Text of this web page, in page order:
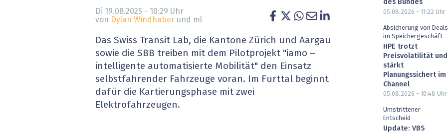
» alle News Gesundheit wird digital
Blockchain
EU-DSGVO
XaaS, Managed Services & Co.
IT for Health
Artificial Intelligence
Finance 2030
Fintech & Insurtech
Professional AV & Digital Signage
Di 19.08.2025 - 10:29 Uhr
von Dylan Windhaber und ml
Das Swiss Transit Lab, die Kantone Zürich und Aargau
sowie die SBB treiben mit dem Pilotprojekt "iamo –
intelligente automatisierte Mobilität" den Einsatz
selbstfahrender Fahrzeuge voran. Im Furttal beginnt
dafür die Kartierungsphase mit zwei
Elektrofahrzeugen.
des Bundes
05.08.2026 - 11:22 Uhr
Absicherung von Deals
im Speichergeschäft
HPE trotzt
Preisvolatilität und
stärkt
Planungssichert im
Channel
05.08.2026 - 10:48 Uhr
Umstrittener
Entscheid
Update: VBS